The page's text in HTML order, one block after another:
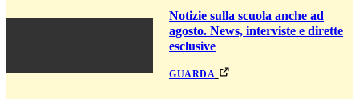
Notizie sulla scuola anche ad
agosto. News, interviste e dirette
esclusive
guarda